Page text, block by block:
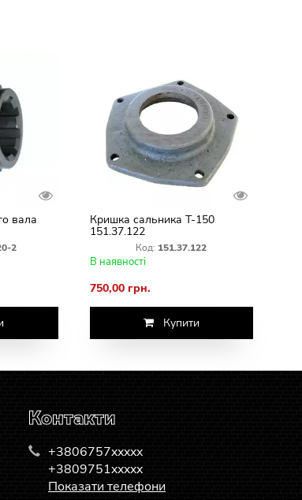
вала
2
Кришка сальника Т-150
151.37.122
Код: 151.37.122
В наявності
750,00 грн.
Купити
Контакти
+3806757xxxxx
+3809751xxxxx
Показати телефони